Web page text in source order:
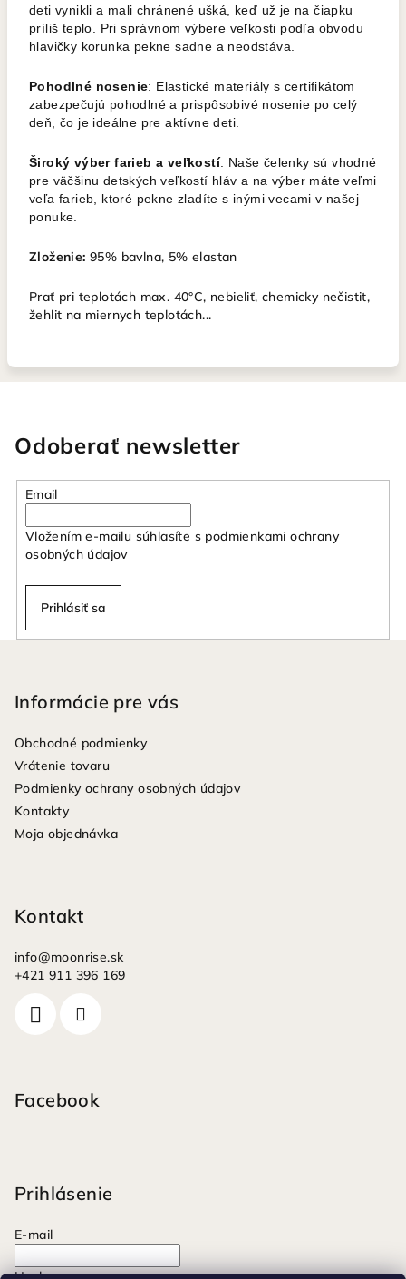
deti vynikli a mali chránené ušká, keď už je na čiapku
príliš teplo. Pri správnom výbere veľkosti podľa obvodu
hlavičky korunka pekne sadne a neodstáva.
Pohodlné nosenie: Elastické materiály s certifikátom
zabezpečujú pohodlné a prispôsobivé nosenie po celý
deň, čo je ideálne pre aktívne deti.
Široký výber farieb a veľkostí: Naše čelenky sú vhodné
pre väčšinu detských veľkostí hláv a na výber máte veľmi
veľa farieb, ktoré pekne zladíte s inými vecami v našej
ponuke.
Zloženie: 95% bavlna, 5% elastan
Prať pri teplotách max. 40°C, nebieliť, chemicky nečistit,
žehlit na miernych teplotách...
Odoberať newsletter
Email
Vložením e-mailu súhlasíte s podmienkami ochrany
osobných údajov
Prihlásiť sa
Informácie pre vás
Obchodné podmienky
Vrátenie tovaru
Podmienky ochrany osobných údajov
Kontakty
Moja objednávka
Kontakt
info@moonrise.sk
+421 911 396 169
Facebook
Prihlásenie
E-mail